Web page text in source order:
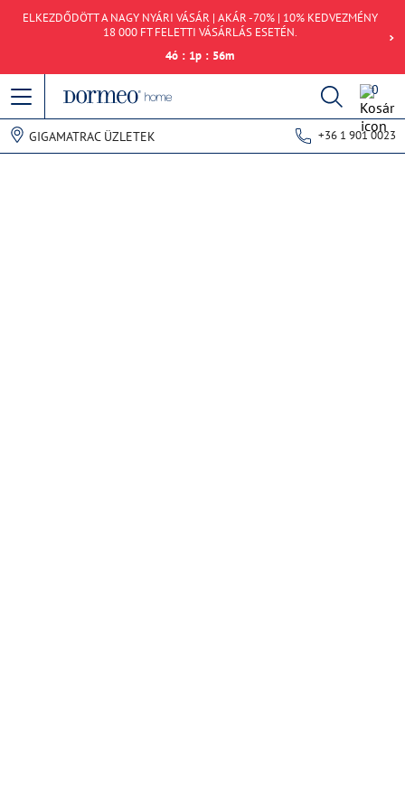
ELKEZDŐDÖTT A NAGY NYÁRI VÁSÁR | AKÁR -70% | 10% KEDVEZMÉNY
18 000 FT FELETTI VÁSÁRLÁS ESETÉN.
4ó : 1p : 56m
0
GIGAMATRAC ÜZLETEK +36 1 901 0023